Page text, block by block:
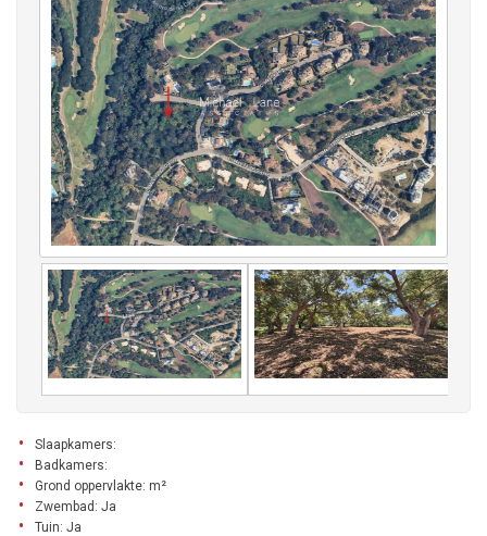
Slaapkamers:
Badkamers:
Grond oppervlakte: m²
Zwembad: Ja
Tuin: Ja